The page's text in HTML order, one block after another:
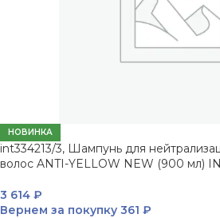
НОВИНКА
int334213/3, Шампунь для
волос ANTI-YELLOW NEW (900 мл)
3 614 ₽
Вернем за покупку 361 ₽